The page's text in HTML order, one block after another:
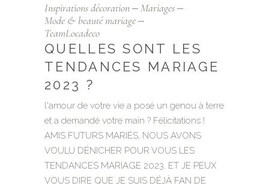
Inspirations décoration
Mariages
Mode & beauté mariage
TeamLocadeco
QUELLES SONT LES
TENDANCES MARIAGE
2023 ?
l'amour de votre vie a posé un genou à terre
et a demandé votre main ? Félicitations !
AMIS FUTURS MARIÉS, NOUS AVONS
VOULU DÉNICHER POUR VOUS LES
TENDANCES MARIAGE 2023. ET JE PEUX
VOUS DIRE QUE JE SUIS DÉJÀ FAN DE